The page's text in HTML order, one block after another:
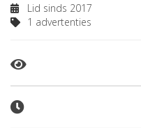
Lid sinds 2017
1 advertenties